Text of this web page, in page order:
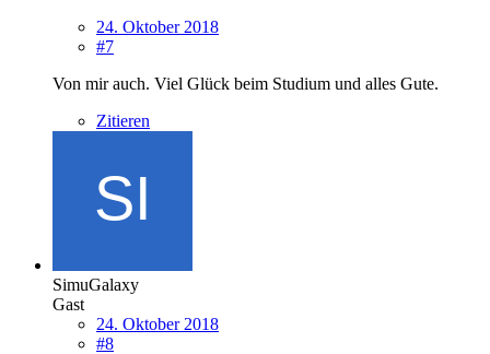
24. Oktober 2018
#7
Von mir auch. Viel Glück beim Studium und alles Gute.
Zitieren
SimuGalaxy
Gast
24. Oktober 2018
#8